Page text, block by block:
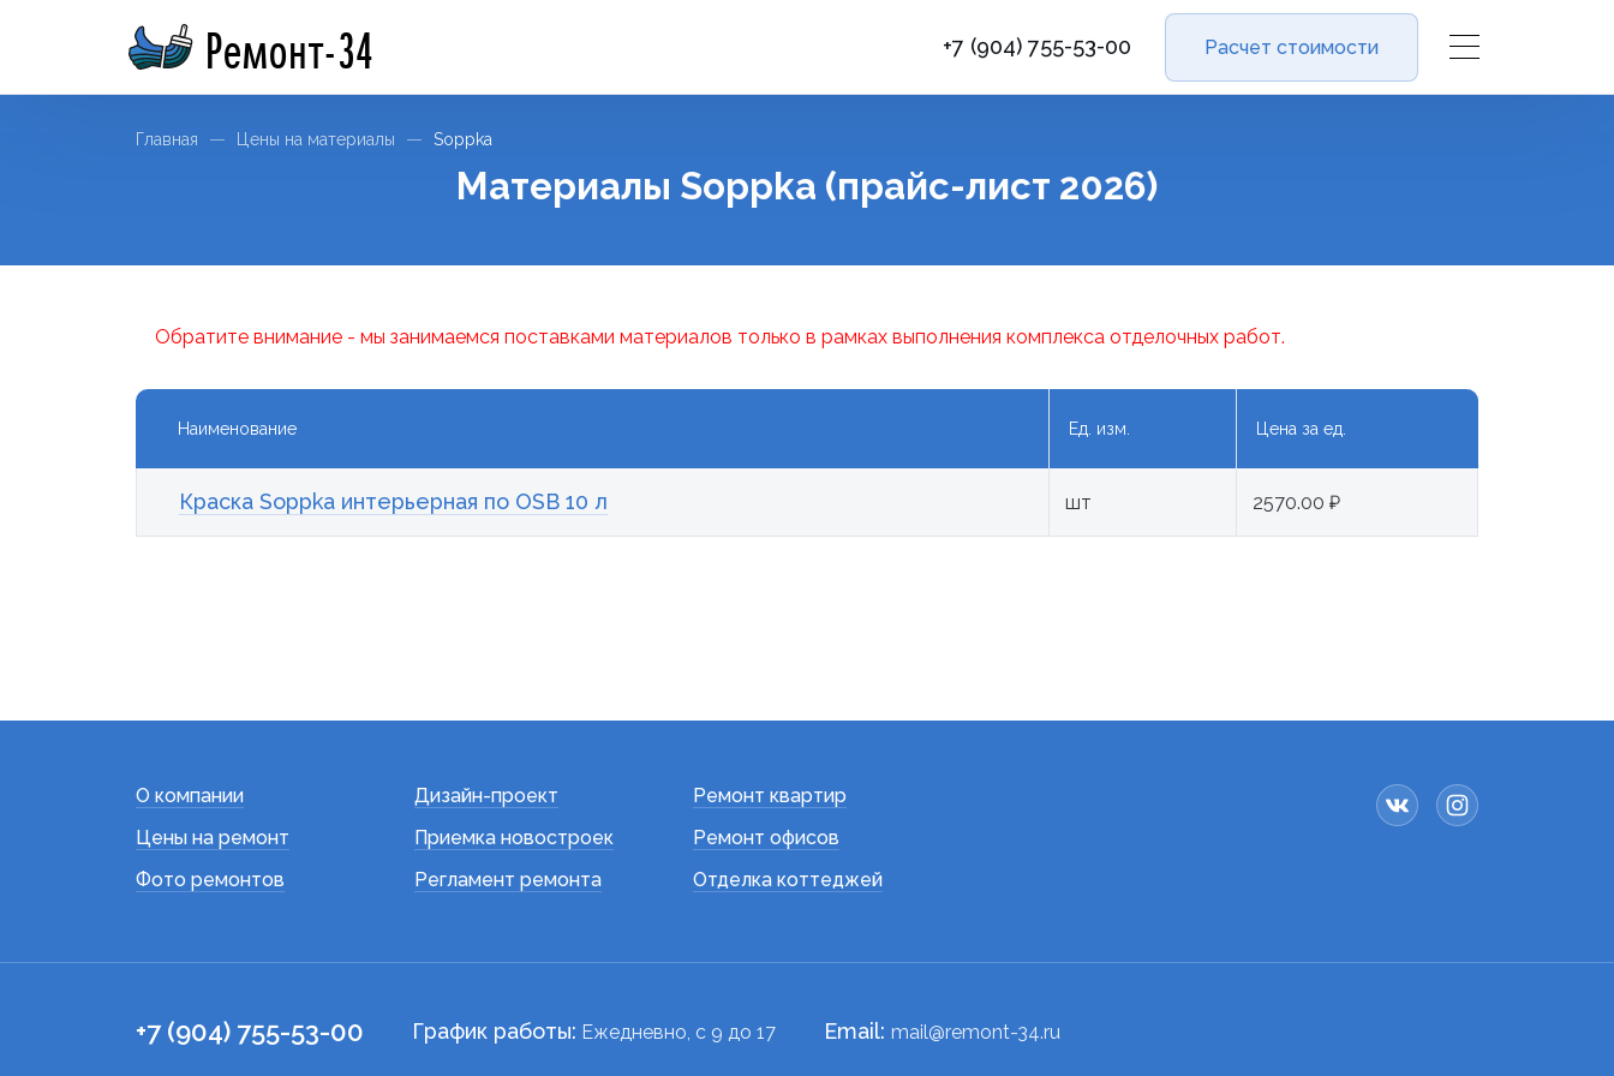
Ремонт-34 +7 (904) 755-53-00 Расчет стоимости
Главная Цены на материалы Soppka
Материалы Soppka (прайс-лист 2026)
Обратите внимание - мы занимаемся поставками материалов только в рамках выполнения комплекса отделочных работ.
Наименование Ед. изм. Цена за ед.
Краска Soppka интерьерная по OSB 10 л шт 2570.00 ₽
О компании
Цены на ремонт
Фото ремонтов
Дизайн-проект
Приемка новостроек
Регламент ремонта
Ремонт квартир
Ремонт офисов
Отделка коттеджей
+7 (904) 755-53-00 График работы: Ежедневно, c 9 до 17 Email: mail@remont-34.ru